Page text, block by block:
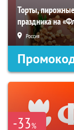
Торты,
праздника на
Россия
-33%